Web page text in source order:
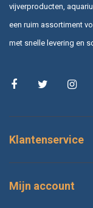
vijverproducten,
een ruim assortiment
met snelle levering en
Klantenservice
Mijn account